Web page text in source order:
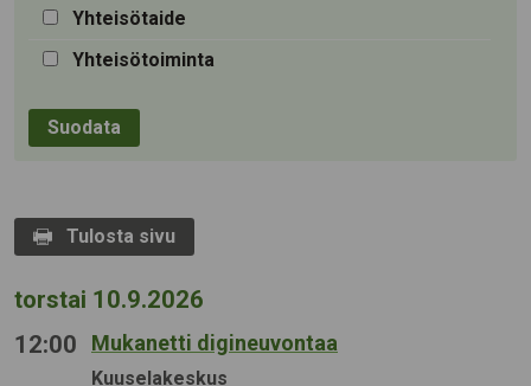
Yhteisötaide
Yhteisötoiminta
Tulosta sivu
torstai 10.9.2026
12:00
Mukanetti digineuvontaa
Tapahtumapaikka:
Kuuselakeskus